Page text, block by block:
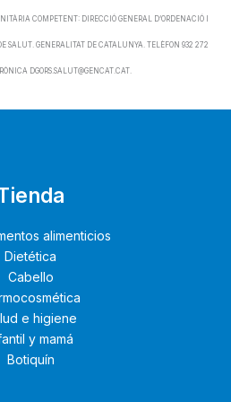
COMPETENT: DIRECCIÓ GENERAL D’ORDENACIÓ I
SALUT. GENERALITAT DE CATALUNYA. TELÈFON 932 272
DGORS.SALUT@GENCAT.CAT.
alimenticios
Dietética
Cabello
e higiene
y mamá
Botiquín